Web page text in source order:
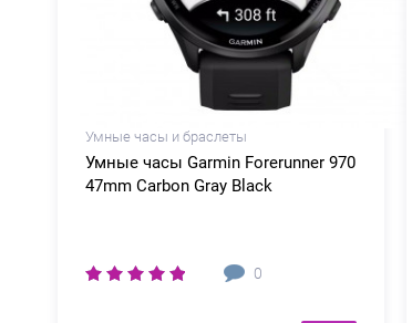
Умные часы и браслеты
Умные часы Garmin Forerunner 970
47mm Carbon Gray Black
0